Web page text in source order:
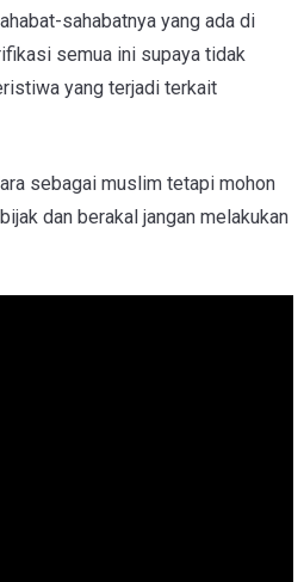
sahabatnya yang ada di
semua ini supaya tidak
yang terjadi terkait
sebagai muslim tetapi mohon
dan berakal jangan melakukan